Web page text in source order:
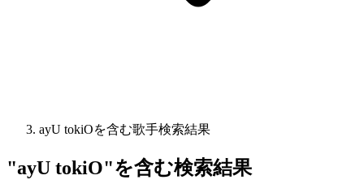
ayU tokiOを含む歌手検索結果
"ayU tokiO"を含む検索結果